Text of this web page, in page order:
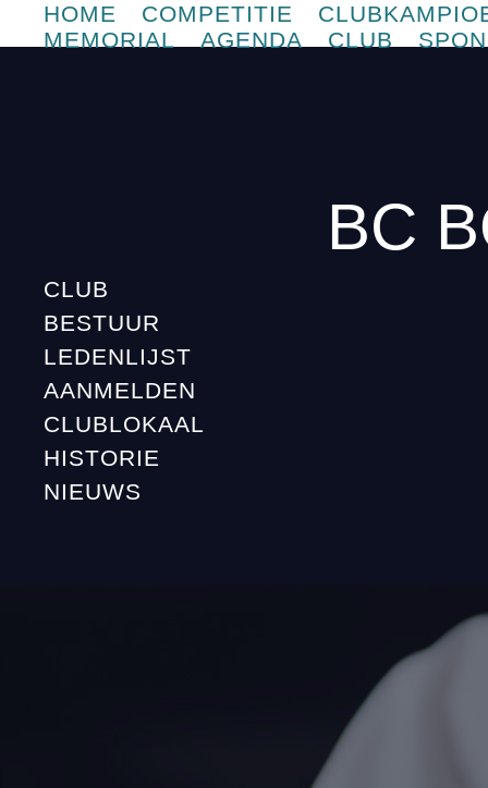
HOME COMPETITIE
MEMORIAL
AGENDA CLUB
CLUB
BESTUUR
LEDENLIJST
AANMELDEN
CLUBLOKAAL
HISTORIE
NIEUWS
BC